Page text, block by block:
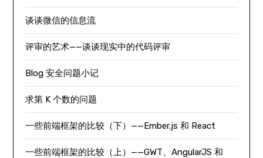
谈谈微信的信息流
评审的艺术——谈谈现实中的代码评审
Blog 安全问题小记
求第 K 个数的问题
一些前端框架的比较（下）——Ember.js 和 React
一些前端框架的比较（上）——GWT、AngularJS 和